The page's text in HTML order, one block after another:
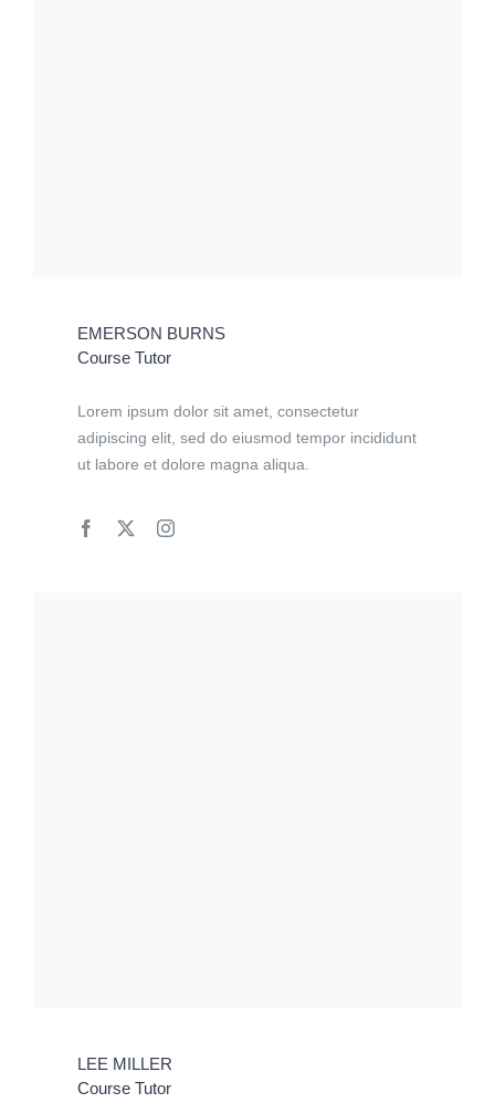
EMERSON BURNS
Course Tutor
Lorem ipsum dolor sit amet, consectetur
adipiscing elit, sed do eiusmod tempor incididunt
ut labore et dolore magna aliqua.
LEE MILLER
Course Tutor